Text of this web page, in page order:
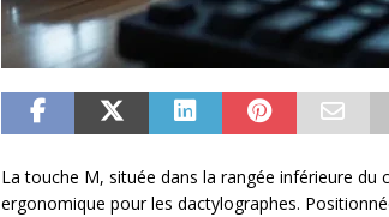
La touche M, située dans la rangée inférieure du
ergonomique pour les dactylographes.